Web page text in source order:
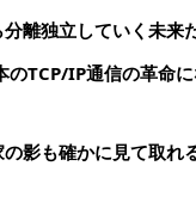
離独立していく未
TCP/IP通信の革命
影も確かに見て取